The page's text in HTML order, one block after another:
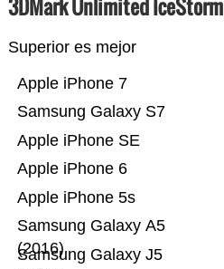
3DMark Unlimited IceStorm
Superior es mejor
Samsung Galaxy J5
Samsung Galaxy A5
(2016)
Apple iPhone 5s
Apple iPhone 6
Apple iPhone SE
Samsung Galaxy S7
Apple iPhone 7